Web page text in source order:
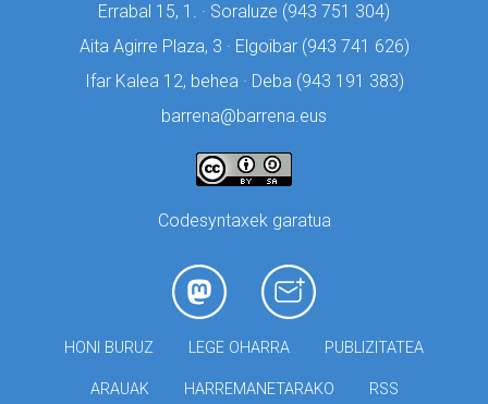
Errabal 15, 1. · Soraluze (943 751 304)
Aita Agirre Plaza, 3 · Elgoibar (943 741 626)
Ifar Kalea 12, behea · Deba (943 191 383)
barrena@barrena.eus
Codesyntaxek garatua
HONI BURUZ LEGE OHARRA PUBLIZITATEA
ARAUAK HARREMANETARAKO RSS